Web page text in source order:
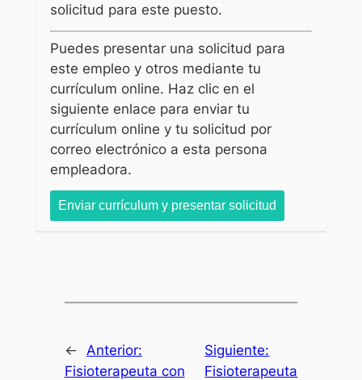
solicitud para este puesto.
Puedes presentar una solicitud para
este empleo y otros mediante tu
currículum online. Haz clic en el
siguiente enlace para enviar tu
currículum online y tu solicitud por
correo electrónico a esta persona
empleadora.
←
Anterior:
Fisioterapeuta con
Siguiente:
Fisioterapeuta